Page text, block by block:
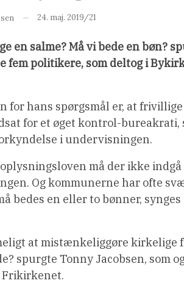
24. maj. 2019/21
en salme? Må vi bede en bøn?
fem politikere, som deltog i
for hans spørgsmål er, at
for et øget kontrol-bureakrati,
i undervisningen.
må der ikke
Og kommunerne har ofte
bedes en eller to bønner,
at mistænkeliggøre kirkelige
spurgte Tonny Jacobsen, som
Frikirkenet.